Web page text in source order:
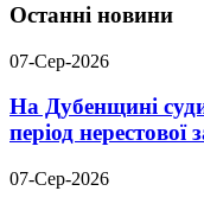
Останні новини
07-Сер-2026
На Дубенщині
період
07-Сер-2026